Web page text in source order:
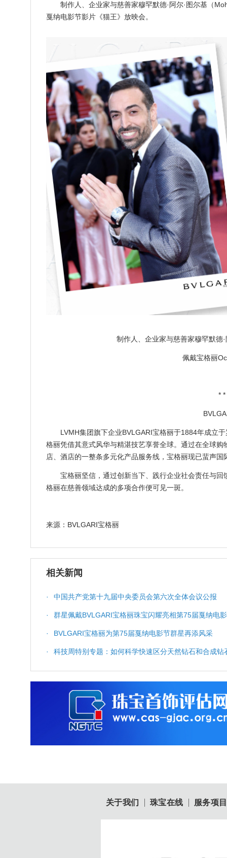
制作人、企业家与慈善家穆罕默德·阿尔·图尔基（
戛纳电影节影片《猫王》放映会。
制作人、企业家与慈善家穆罕默德
佩戴宝格丽
*
LVMH集团旗下企业BVLGARI宝格丽于1884年成立
格丽凭借其意式风华与精湛技艺享誉全球。通过在全球
店、酒店的一整条多元化产品服务线，宝格丽现已蜚声国
宝格丽坚信，通过创新当下、践行企业社会责任与
格丽在慈善领域达成的多项合作便可见一斑。
来源： BVLGARI宝格丽
相关新闻
· 中国共产党第十九届中央委员会第六次全体会议公报
· 群星佩戴BVLGARI宝格丽珠宝闪耀亮相第75届戛纳电
· BVLGARI宝格丽为第75届戛纳电影节群星再添风采
· 科技周特别专题：如何科学快速区分天然钻石和合成钻
关于我们 珠宝在线 服务项目